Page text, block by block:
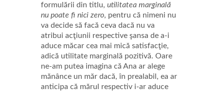
formulării din titlu, utilitatea marginală
nu poate fi nici zero, pentru că nimeni nu
va decide să facă ceva dacă nu va
atribui acţiunii respective şansa de a-i
aduce măcar cea mai mică satisfacţie,
adică utilitate marginală pozitivă. Oare
ne-am putea imagina că Ana ar alege
mănânce un măr dacă, în prealabil, ea ar
anticipa că mărul respectiv i-ar aduce